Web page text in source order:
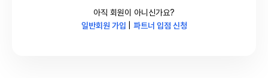
아직 회원이 아니신가요?
일반회원 가입
파트너 입점 신청